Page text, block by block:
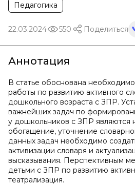
Педагогика
22.03.2024 550 Поделиться
Аннотация
В статье обоснована
работы по развитию активного
дошкольного возраста с ЗПР.
важнейших задач по
у дошкольников с ЗПР являются
обогащение, уточнение
данных задач необходимо
активизации словаря и
высказывания. Перспективным
детьми с ЗПР по развитию
театрализация.